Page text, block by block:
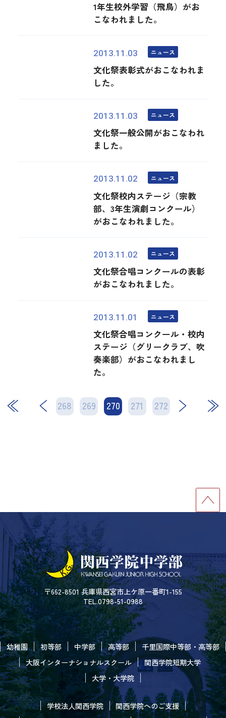
1年生校外学習（飛鳥）がお
こなわれました。
2013.11.03 ニュース
文化祭表彰式がおこなわれま
した。
2013.11.03 ニュース
文化祭一般公開がおこなわれ
ました。
2013.11.02 ニュース
文化祭校内ステージ（宗教
部、3年生演劇コンクール）
がおこなわれました。
2013.11.02 ニュース
文化祭合唱コンクールの表彰
がおこなわれました。
2013.11.01 ニュース
文化祭合唱コンクール・校内
ステージ（グリークラブ、吹
奏楽部）がおこなわれまし
た。
268 269 270 271 272
次 最後
〒662-8501 兵庫県西宮市上ケ原一番町1-155
TEL.0798-51-0988
幼稚園 初等部 中学部 高等部
千里国際中等部・高等部
大阪インターナショナルスクール
関西学院短期大学
大学・大学院
学校法人関西学院
関西学院へのご支援